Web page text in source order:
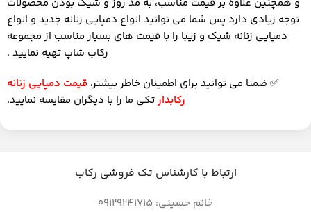
توجه زیادی دارد پس شما می توانید انواع دمپایی زنانه جدید و انواع
دمپایی زنانه شیک و زیبا را با قیمت های بسیار مناسب از مجموعه
رکاب شاپ تهیه نمایید .
✅ ضمنا می توانید برای اطمینان خاطر بیشتر، قیمت دمپایی زنانه
رکابدارتکی ما را با دیگران مقایسه نمایید.
ارتباط با کارشناس تک فروشی رکاب
خانم حسینی: 09129241715